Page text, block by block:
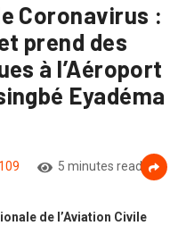
Coronavirus :
prend des
à l’Aéroport
Eyadéma
109 5 minutes read
de l’Aviation Civile